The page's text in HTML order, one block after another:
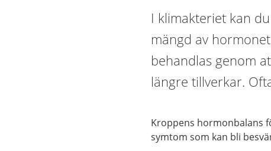
I klimakteriet kan
mängd av
behandlas genom
längre tillverkar.
Kroppens hormonbalans
symtom som kan bli